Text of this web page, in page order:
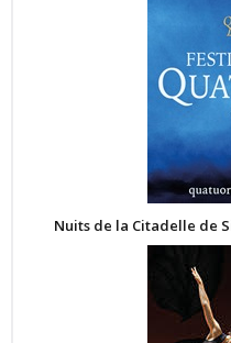
Nuits de la Citadelle de